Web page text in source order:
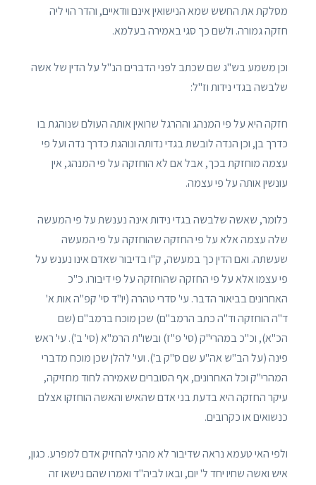
מסלקת את החשש שמא הנישואין אינם וודאיים, והדר הוי ליה
חזקה גמורה. ולשם כך סגי באמירה בעלמא.
וכן משמע בש"ג שם שכתב לפני הדברים הנ"ל על הדין של אשה
שלבשה בגדי נידות וז"ל:
חזקה היא על פי המנהג וההרגל שרואין אותה העולם שנוהגת בו
כדרך בן, וכן הנדה לובשת בגדי נדותה ונוהגת כדרך נדה ועל פי
עצמה מוחזקת בכך, אבל אם לא הוחזקה על פי המנהג, אין
עונשין אותה על פי עצמה.
כלומר, שאשה שלבשה בגדי נידות אינה נענשת על פי המעשה
שלה עצמה אלא על פי החזקה שהוחזקה על פי המעשה
שעשתה. ואם הדין כך במעשה, ק"ו בדיבור שאדם אינו נענש על
פי עצמו אלא על פי החזקה שהוחזקה על פי דיבורו. כ"כ
האחרונים בביאור הדבר. עי' סדרי טהרה (יו"ד סי' קפ"ה אות א'
ד"ה הוחזקה וד"ה כתב הרמב"ם) שכן מוכח ברמב"ם (שם
הכ"א), וכ"כ במהרי"ק (סי' פ"ז) ובשו"ת הרמ"א (סי' ב'). עי' ראש
פינה (על הב"ש אה"ע שם ס"ק ב'). ועי' להלן שכן מוכח מדברי
המהרי"ק וכל האחרונים, אף הסוברים שאמירה לחוד מחזיקה,
עיקר החזקה היא בדעת בני אדם שהאיש והאשה הוחזקו אצלם
כנשואים או כקרובים.
ולפי האי טעמא נראה שדיבור לא מהני להחזיק אדם למפרע. כגון,
איש ואשה שחיו יחד ל' יום, ובאו לביה"ד ואמרו שהם נישאו זה